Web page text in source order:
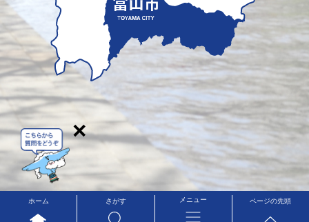
ホーム さがす メニュー ページの先頭
×